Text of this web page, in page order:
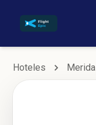
Hoteles Merida